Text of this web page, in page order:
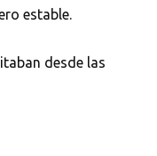
estable.
desde las